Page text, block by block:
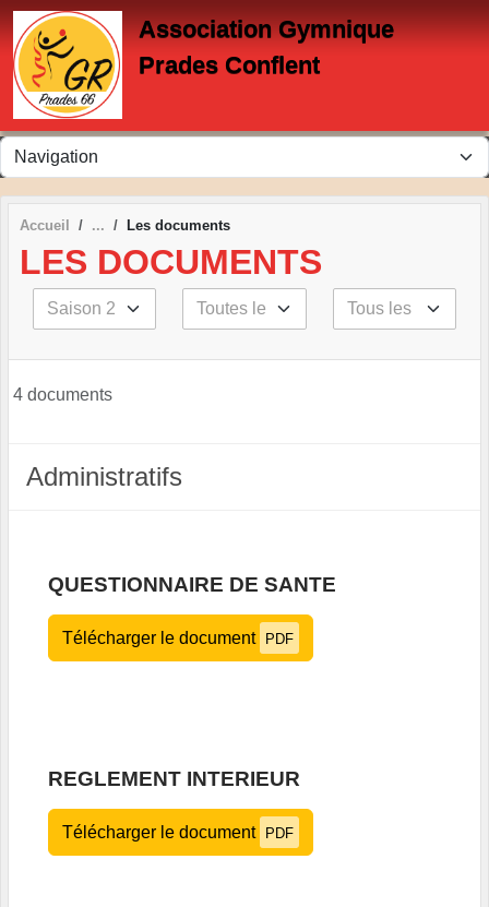
Association Gymnique
Prades Conflent
Accueil Les documents
LES DOCUMENTS
4 documents
Administratifs
QUESTIONNAIRE DE SANTE
Télécharger le document PDF
REGLEMENT INTERIEUR
Télécharger le document PDF
Panneau de gestion des cookies